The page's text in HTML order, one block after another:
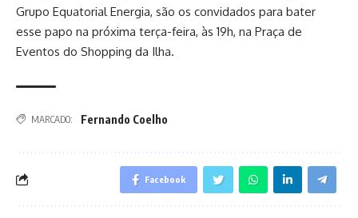
Grupo Equatorial Energia, são os convidados para bater
esse papo na próxima terça-feira, às 19h, na Praça de
Eventos do Shopping da Ilha.
MARCADO: Fernando Coelho
Facebook